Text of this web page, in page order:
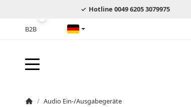
Hotline 0049 6205 3079975
B2B Deutsch
/ Audio Ein-/Ausgabegeräte